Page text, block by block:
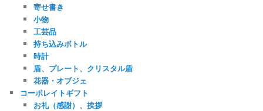
寄せ書き
小物
工芸品
持ち込みボトル
時計
盾、プレート、クリスタル盾
花器・オブジェ
コーポレイトギフト
お礼（感謝）、挨拶